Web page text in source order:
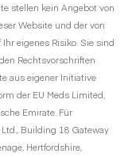
stellen kein Angebot von
Website und der von
eigenes Risiko. Sie sind
Rechtsvorschriften
aus eigener Initiative
der EU Meds Limited,
Emirate. Für
Building 18 Gateway
Hertfordshire,